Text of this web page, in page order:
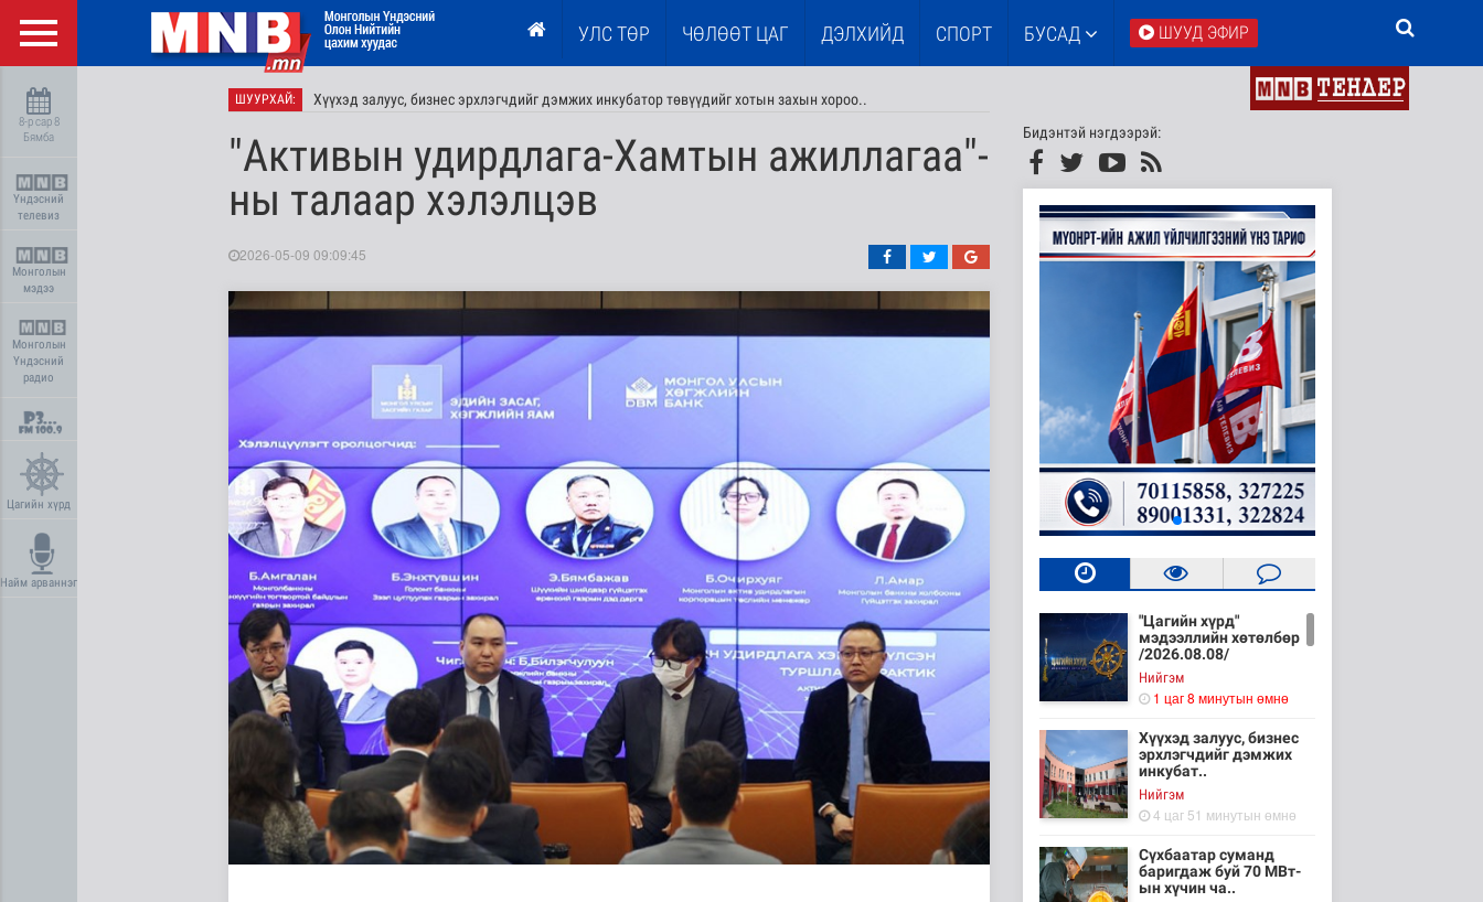
УЛС ТӨР ЧӨЛӨӨТ ЦАГ ДЭЛХИЙД СПОРТ БУСАД ШУУД ЭФИР
8-р сар 8
Бямба
Үндэсний
телевиз
Монголын
мэдээ
Монголын
Үндэсний
радио
Цагийн хүрд
Найм арваннэг
ШУУРХАЙ: Хүүхэд залуус, бизнес эрхлэгчдийг дэмжих инкубатор төвүүдийг хотын захын хороо..
Сүхбаатар суманд баригдаж буй 70 МВт-ын хүчин чадалтай ДЦС-ын технологийн анхн..
"Активын удирдлага-Хамтын ажиллагаа"-
ны талаар хэлэлцэв
2026-05-09 09:09:45
Бидэнтэй нэгдээрэй:
"Цагийн хүрд"
мэдээллийн хөтөлбөр
/2026.08.08/
Нийгэм
1 цаг 8 минутын өмнө
Хүүхэд залуус, бизнес
эрхлэгчдийг дэмжих
инкубат..
Нийгэм
4 цаг 51 минутын өмнө
Сүхбаатар суманд
баригдаж буй 70 МВт-
ын хүчин ча..